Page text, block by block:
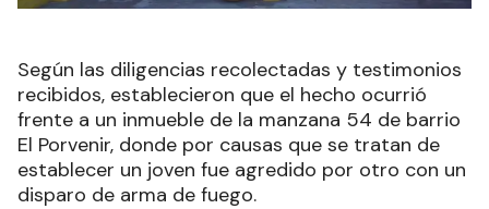
Según las diligencias recolectadas y testimonios
recibidos, establecieron que el hecho ocurrió
frente a un inmueble de la manzana 54 de barrio
El Porvenir, donde por causas que se tratan de
establecer un joven fue agredido por otro con un
disparo de arma de fuego.